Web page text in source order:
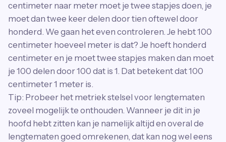
centimeter naar meter moet je twee stapjes doen, je
moet dan twee keer delen door tien oftewel door
honderd. We gaan het even controleren. Je hebt 100
centimeter hoeveel meter is dat? Je hoeft honderd
centimeter en je moet twee stapjes maken dan moet
je 100 delen door 100 dat is 1. Dat betekent dat 100
centimeter 1 meter is.
Tip: Probeer het metriek stelsel voor lengtematen
zoveel mogelijk te onthouden. Wanneer je dit in je
hoofd hebt zitten kan je namelijk altijd en overal de
lengtematen goed omrekenen, dat kan nog wel eens